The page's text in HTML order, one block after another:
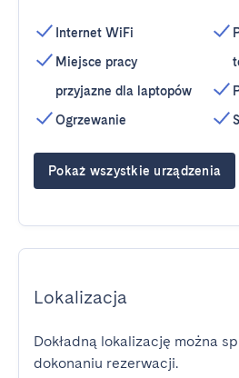
Internet WiFi
Miejsce pracy
przyjazne dla laptopów
Ogrzewanie
Pokaż wszystkie urządzenia
Lokalizacja
Dokładną lokalizację można
dokonaniu rezerwacji.